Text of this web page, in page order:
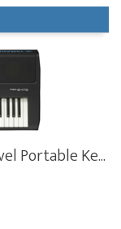
Portable Ke...